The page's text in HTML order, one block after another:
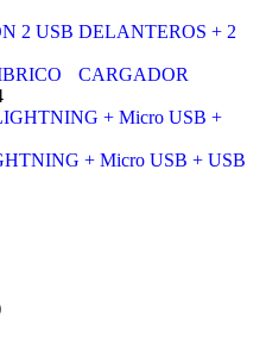
2 USB DELANTEROS + 2
CARGADOR
+ Micro USB + USB